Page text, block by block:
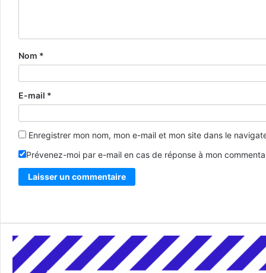
Nom *
E-mail *
Enregistrer mon nom, mon e-mail et mon site dans le
Prévenez-moi par e-mail en cas de réponse à mon